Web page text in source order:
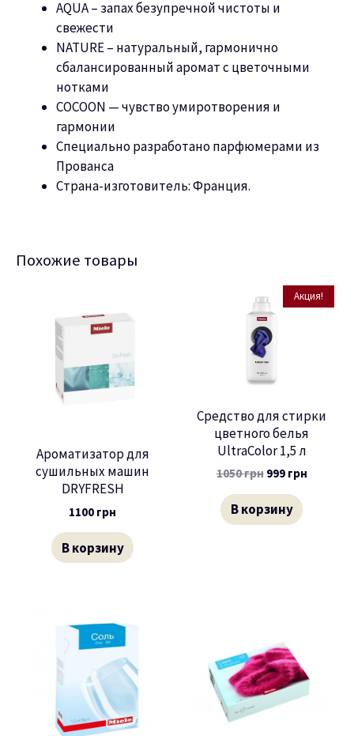
AQUA – запах безупречной чистоты и
свежести
NATURE – натуральный, гармонично
сбалансированный аромат с цветочными
нотками
COCOON — чувство умиротворения и
гармонии
Специально разработано парфюмерами из
Прованса
Страна-изготовитель: Франция.
Похожие товары
Ароматизатор для
сушильных машин
DRYFRESH
1100 грн
В корзину
Акция!
Средство для стирки
цветного белья
UltraColor 1,5 л
1050грн 999 грн
В корзину